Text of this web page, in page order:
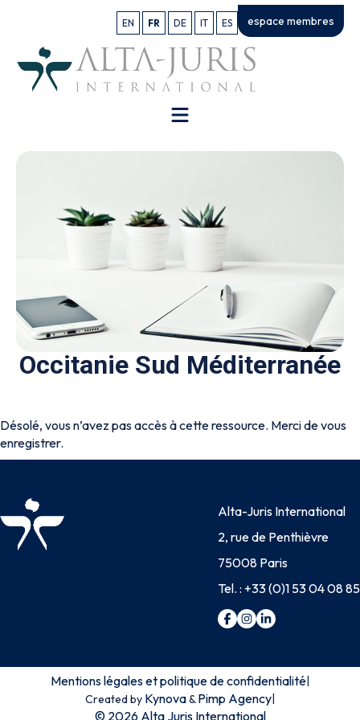
EN FR DE IT ES espace membres
Occitanie Sud Méditerranée
Désolé, vous n’avez pas accès à cette ressource. Merci de vous
enregistrer.
Alta-Juris International
2, rue de Penthièvre
75008 Paris
Tel. : +33 (0)1 53 04 08 85
Mentions légales et politique de confidentialité|
Created by Kynova&Pimp Agency|
© 2026 Alta Juris International